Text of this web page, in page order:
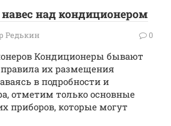
над кондиционером
Редькин 0
Кондиционеры бывают
их размещения
в подробности и
отметим только основные
приборов, которые могут